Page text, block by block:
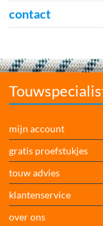
contact
mijn account
gratis proefstukjes
touw advies
klantenservice
over ons